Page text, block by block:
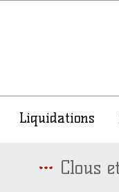
Liquidations
Clous